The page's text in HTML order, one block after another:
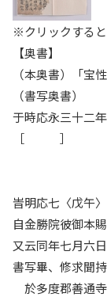
※クリックすると
【奥書】
（本奥書）「宝
（書写奥書）
于時応永三十二
［ ］
沙
乗
旹明応七〈戊午
自金勝院彼御本
又云同年七月六
書写畢、修求聞
於多度郡善通